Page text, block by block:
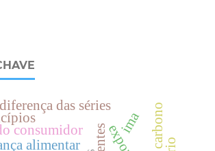
alimentar
das séries
consumidor ima